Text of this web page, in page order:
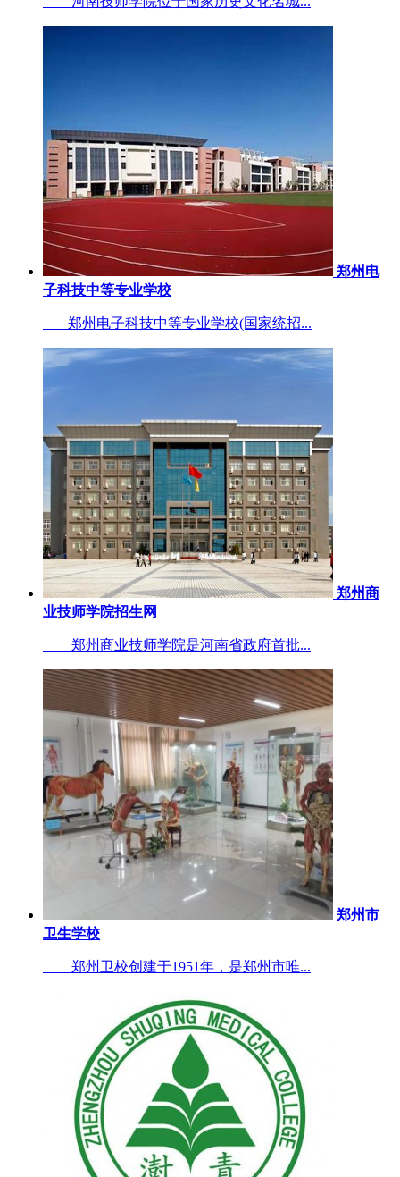
郑州电
子科技中等专业学校
郑州电子科技中等专业学校(国家统招...
郑州商
业技师学院招生网
郑州商业技师学院是河南省政府首批...
郑州市
卫生学校
郑州卫校创建于1951年，是郑州市唯...